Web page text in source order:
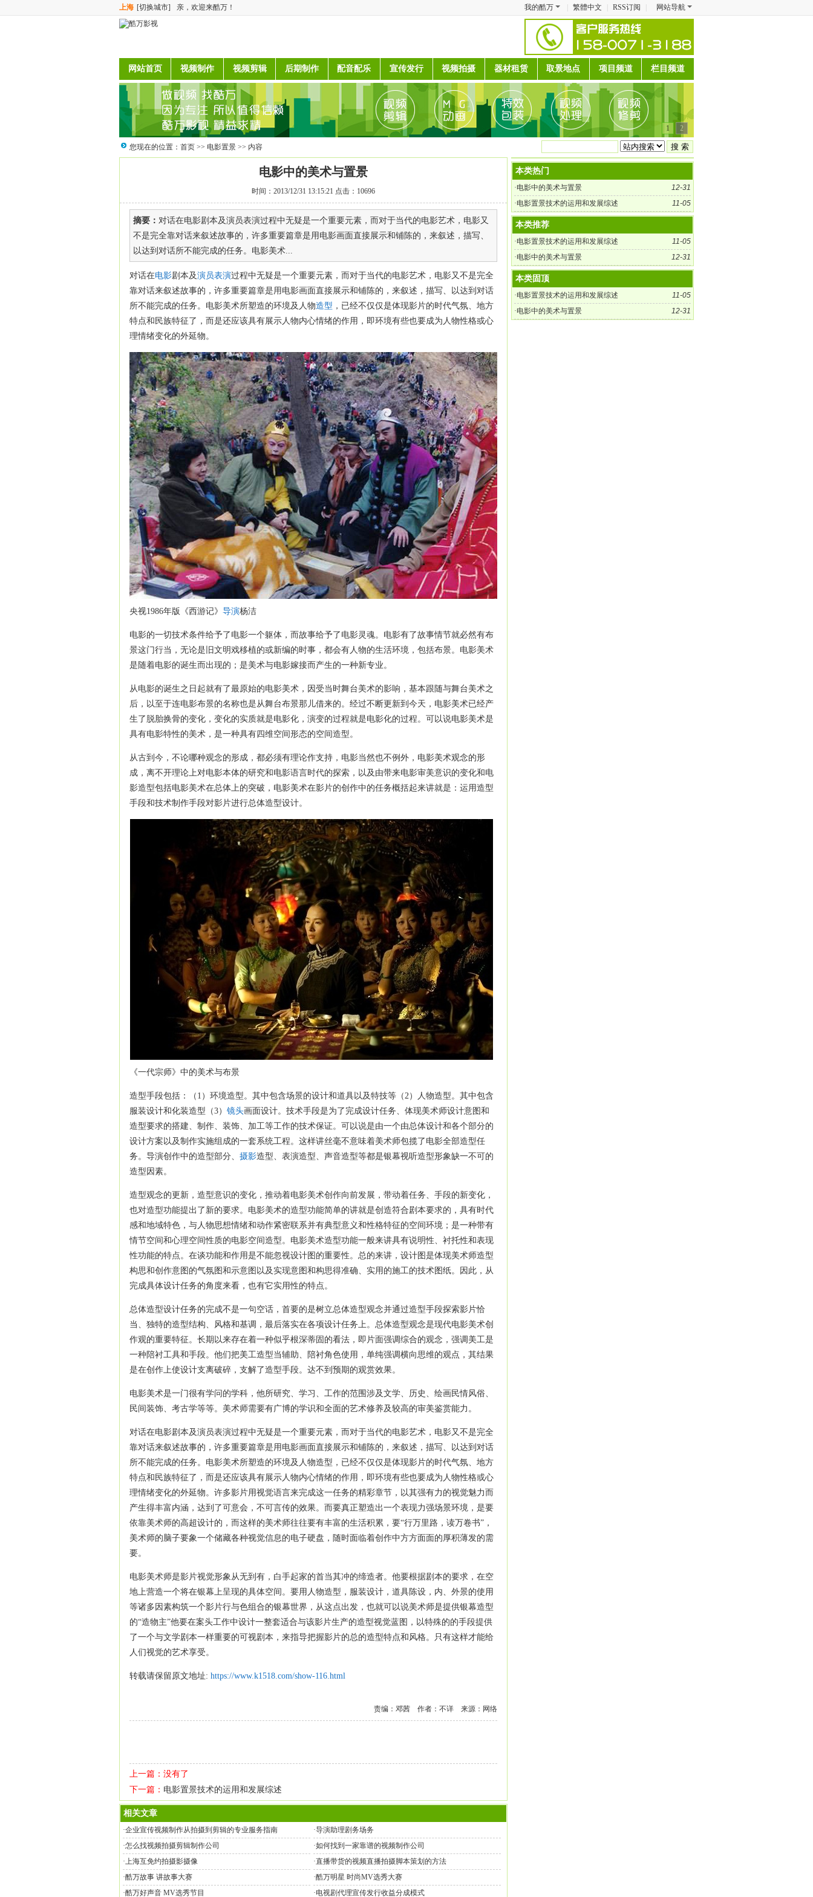
上海 [切换城市] 亲，欢迎来酷万！ 我的酷万 繁體中文 RSS订阅 网站导航
网站首页 视频制作 视频剪辑 后期制作 配音配乐 宣传发行 视频拍摄 器材租赁 取景地点 项目频道 栏目频道
1 2
您现在的位置： 首页 >> 电影置景 >> 内容
电影中的美术与置景
时间：2013/12/31 13:15:21 点击：10696
摘要： 对话在电影剧本及演员表演过程中无疑是一个重要元素，而对于当代的电影艺术，电影又
不是完全靠对话来叙述故事的，许多重要篇章是用电影画面直接展示和铺陈的，来叙述，描写、
以达到对话所不能完成的任务。电影美术...
对话在电影剧本及演员表演过程中无疑是一个重要元素，而对于当代的电影艺术，电影又不是完全
靠对话来叙述故事的，许多重要篇章是用电影画面直接展示和铺陈的，来叙述，描写、以达到对话
所不能完成的任务。电影美术所塑造的环境及人物造型 ，已经不仅仅是体现影片的时代气氛、地方
特点和民族特征了，而是还应该具有展示人物内心情绪的作用，即环境有些也要成为人物性格或心
理情绪变化的外延物。
央视1986年版《西游记》 导演杨洁
电影的一切技术条件给予了电影一个躯体，而故事给予了电影灵魂。电影有了故事情节就必然有布
景这门行当，无论是旧文明戏移植的或新编的时事，都会有人物的生活环境，包括布景。电影美术
是随着电影的诞生而出现的；是美术与电影嫁接而产生的一种新专业。
从电影的诞生之日起就有了最原始的电影美术，因受当时舞台美术的影响，基本跟随与舞台美术之
后，以至于连电影布景的名称也是从舞台布景那儿借来的。经过不断更新到今天，电影美术已经产
生了脱胎换骨的变化，变化的实质就是电影化，演变的过程就是电影化的过程。可以说电影美术是
具有电影特性的美术，是一种具有四维空间形态的空间造型。
从古到今，不论哪种观念的形成，都必须有理论作支持，电影当然也不例外，电影美术观念的形
成，离不开理论上对电影本体的研究和电影语言时代的探索，以及由带来电影审美意识的变化和电
影造型包括电影美术在总体上的突破，电影美术在影片的创作中的任务概括起来讲就是：运用造型
手段和技术制作手段对影片进行总体造型设计。
《一代宗师》中的美术与布景
造型手段包括：（1）环境造型。其中包含场景的设计和道具以及特技等（2）人物造型。其中包含
服装设计和化装造型（3） 镜头画面设计。技术手段是为了完成设计任务、体现美术师设计意图和
造型要求的搭建、制作、装饰、加工等工作的技术保证。可以说是由一个由总体设计和各个部分的
设计方案以及制作实施组成的一套系统工程。这样讲丝毫不意味着美术师包揽了电影全部造型任
务。导演创作中的造型部分、 摄影造型、表演造型、声音造型等都是银幕视听造型形象缺一不可的
造型因素。
造型观念的更新，造型意识的变化，推动着电影美术创作向前发展，带动着任务、手段的新变化，
也对造型功能提出了新的要求。电影美术的造型功能简单的讲就是创造符合剧本要求的，具有时代
感和地域特色，与人物思想情绪和动作紧密联系并有典型意义和性格特征的空间环境；是一种带有
情节空间和心理空间性质的电影空间造型。电影美术造型功能一般来讲具有说明性、衬托性和表现
性功能的特点。在谈功能和作用是不能忽视设计图的重要性。总的来讲，设计图是体现美术师造型
构思和创作意图的气氛图和示意图以及实现意图和构思得准确、实用的施工的技术图纸。因此，从
完成具体设计任务的角度来看，也有它实用性的特点。
总体造型设计任务的完成不是一句空话，首要的是树立总体造型观念并通过造型手段探索影片恰
当、独特的造型结构、风格和基调，最后落实在各项设计任务上。总体造型观念是现代电影美术创
作观的重要特征。长期以来存在着一种似乎根深蒂固的看法，即片面强调综合的观念，强调美工是
一种陪衬工具和手段。他们把美工造型当辅助、陪衬角色使用，单纯强调横向思维的观点，其结果
是在创作上使设计支离破碎，支解了造型手段。达不到预期的观赏效果。
电影美术是一门很有学问的学科，他所研究、学习、工作的范围涉及文学、历史、绘画民情风俗、
民间装饰、考古学等等。美术师需要有广博的学识和全面的艺术修养及较高的审美鉴赏能力。
对话在电影剧本及演员表演过程中无疑是一个重要元素，而对于当代的电影艺术，电影又不是完全
靠对话来叙述故事的，许多重要篇章是用电影画面直接展示和铺陈的，来叙述，描写、以达到对话
所不能完成的任务。电影美术所塑造的环境及人物造型，已经不仅仅是体现影片的时代气氛、地方
特点和民族特征了，而是还应该具有展示人物内心情绪的作用，即环境有些也要成为人物性格或心
理情绪变化的外延物。许多影片用视觉语言来完成这一任务的精彩章节，以其强有力的视觉魅力而
产生得丰富内涵，达到了可意会，不可言传的效果。而要真正塑造出一个表现力强场景环境，是要
依靠美术师的高超设计的，而这样的美术师往往要有丰富的生活积累，要“行万里路，读万卷书”，
美术师的脑子要象一个储藏各种视觉信息的电子硬盘，随时面临着创作中方方面面的厚积薄发的需
要。
电影美术师是影片视觉形象从无到有，白手起家的首当其冲的缔造者。他要根据剧本的要求，在空
地上营造一个将在银幕上呈现的具体空间。要用人物造型，服装设计，道具陈设，内、外景的使用
等诸多因素构筑一个影片行与色组合的银幕世界，从这点出发，也就可以说美术师是提供银幕造型
的“造物主”他要在案头工作中设计一整套适合与该影片生产的造型视觉蓝图，以特殊的的手段提供
了一个与文学剧本一样重要的可视剧本，来指导把握影片的总的造型特点和风格。只有这样才能给
人们视觉的艺术享受。
转载请保留原文地址: https://www.k1518.com/show-116.html
责编：邓茜 作者：不详 来源：网络
上一篇：没有了
下一篇： 电影置景技术的运用和发展综述
相关文章
·企业宣传视频制作从拍摄到剪辑的专业服务指南 ·导演助理剧务场务
·怎么找视频拍摄剪辑制作公司 ·如何找到一家靠谱的视频制作公司
·上海互免约拍摄影摄像 ·直播带货的视频直播拍摄脚本策划的方法
·酷万故事 讲故事大赛 ·酷万明星 时尚MV选秀大赛
·酷万好声音 MV选秀节目 ·电视剧代理宣传发行收益分成模式
本类热门
12-31
·电影中的美术与置景
11-05
·电影置景技术的运用和发展综述
本类推荐
11-05
·电影置景技术的运用和发展综述
12-31
·电影中的美术与置景
本类固顶
11-05
·电影置景技术的运用和发展综述
12-31
·电影中的美术与置景